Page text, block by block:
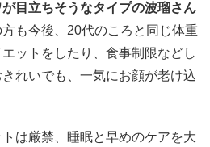
目立ちそうなタイプの波瑠さん
も今後、20代のころと同じ体重
ットをしたり、食事制限などし
れいでも、一気にお顔が老け込
トは厳禁、睡眠と早めのケアを大